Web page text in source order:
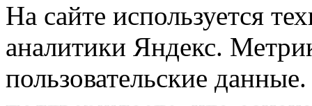
На сайте используется
аналитики Яндекс.
пользовательские